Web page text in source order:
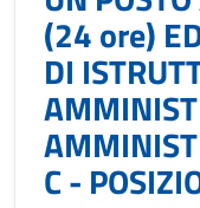
(24 ore)
DI
C -